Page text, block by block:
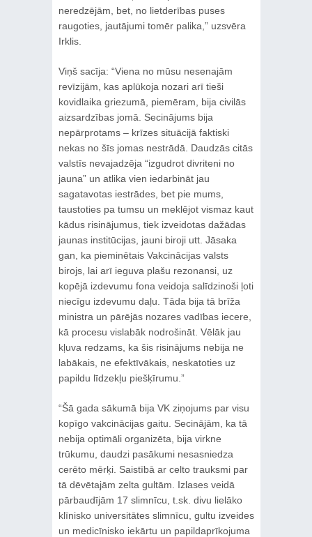
neredzējām, bet, no lietderības puses
raugoties, jautājumi tomēr palika,” uzsvēra
Irklis.
Viņš sacīja: “Viena no mūsu nesenajām
revīzijām, kas aplūkoja nozari arī tieši
kovidlaika griezumā, piemēram, bija civilās
aizsardzības jomā. Secinājums bija
nepārprotams – krīzes situācijā faktiski
nekas no šīs jomas nestrādā. Daudzās citās
valstīs nevajadzēja “izgudrot divriteni no
jauna” un atlika vien iedarbināt jau
sagatavotas iestrādes, bet pie mums,
taustoties pa tumsu un meklējot vismaz kaut
kādus risinājumus, tiek izveidotas dažādas
jaunas institūcijas, jauni biroji utt. Jāsaka
gan, ka pieminētais Vakcinācijas valsts
birojs, lai arī ieguva plašu rezonansi, uz
kopējā izdevumu fona veidoja salīdzinoši ļoti
niecīgu izdevumu daļu. Tāda bija tā brīža
ministra un pārējās nozares vadības iecere,
kā procesu vislabāk nodrošināt. Vēlāk jau
kļuva redzams, ka šis risinājums nebija ne
labākais, ne efektīvākais, neskatoties uz
papildu līdzekļu piešķīrumu.”
“Šā gada sākumā bija VK ziņojums par visu
kopīgo vakcinācijas gaitu. Secinājām, ka tā
nebija optimāli organizēta, bija virkne
trūkumu, daudzi pasākumi nesasniedza
cerēto mērķi. Saistībā ar celto trauksmi par
tā dēvētajām zelta gultām. Izlases veidā
pārbaudījām 17 slimnīcu, t.sk. divu lielāko
klīnisko universitātes slimnīcu, gultu izveides
un medicīnisko iekārtu un papildaprīkojuma